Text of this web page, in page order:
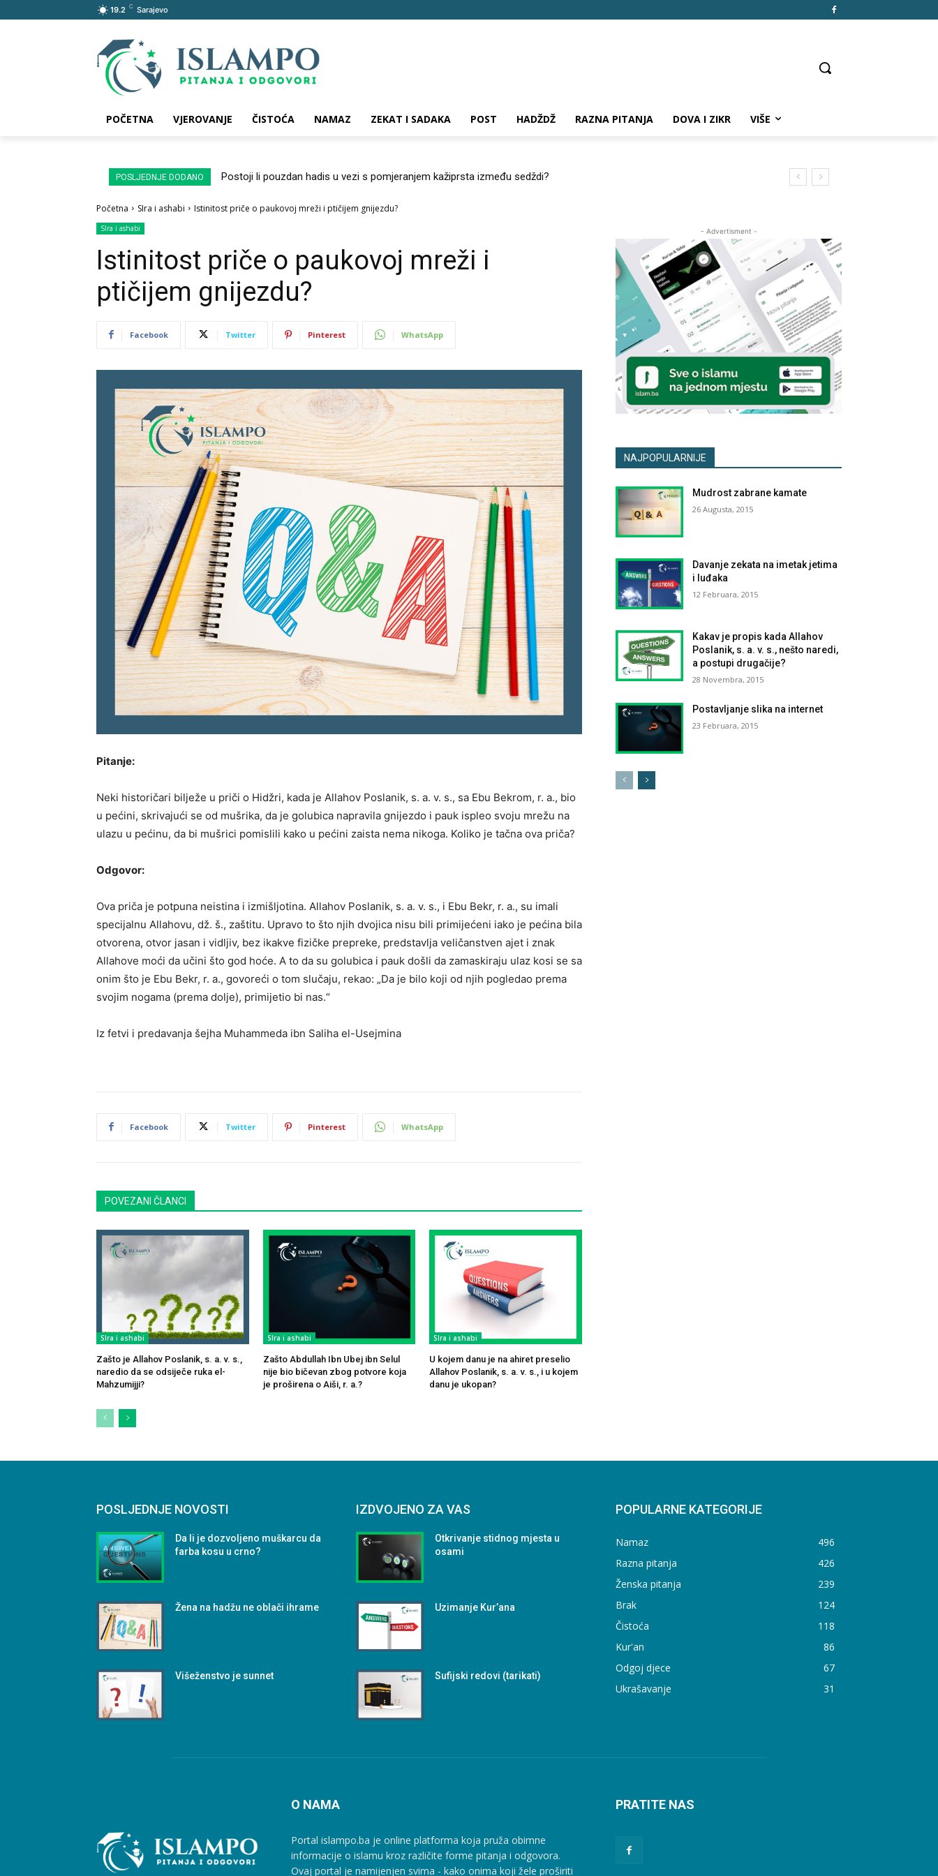
19.2 C Sarajevo
POČETNA VJEROVANJE ČISTOĆA NAMAZ ZEKAT I SADAKA POST HADŽDŽ RAZNA PITANJA DOVA I ZIKR VIŠE
POSLJEDNJE DODANO Postoji li pouzdan hadis u vezi s pomjeranjem kažiprsta između sedždi?
Početna SIra i ashabi Istinitost priče o paukovoj mreži i ptičijem gnijezdu?
SIra i ashabi
Istinitost priče o paukovoj mreži i
ptičijem gnijezdu?
Facebook Twitter Pinterest WhatsApp
Pitanje:
Neki historičari bilježe u priči o Hidžri, kada je Allahov Poslanik, s. a. v. s., sa Ebu Bekrom, r. a., bio
u pećini, skrivajući se od mušrika, da je golubica napravila gnijezdo i pauk ispleo svoju mrežu na
ulazu u pećinu, da bi mušrici pomislili kako u pećini zaista nema nikoga. Koliko je tačna ova priča?
Odgovor:
Ova priča je potpuna neistina i izmišljotina. Allahov Poslanik, s. a. v. s., i Ebu Bekr, r. a., su imali
specijalnu Allahovu, dž. š., zaštitu. Upravo to što njih dvojica nisu bili primijećeni iako je pećina bila
otvorena, otvor jasan i vidljiv, bez ikakve fizičke prepreke, predstavlja veličanstven ajet i znak
Allahove moći da učini što god hoće. A to da su golubica i pauk došli da zamaskiraju ulaz kosi se sa
onim što je Ebu Bekr, r. a., govoreći o tom slučaju, rekao: „Da je bilo koji od njih pogledao prema
svojim nogama (prema dolje), primijetio bi nas.“
Iz fetvi i predavanja šejha Muhammeda ibn Saliha el-Usejmina
Facebook Twitter Pinterest WhatsApp
POVEZANI ČLANCI
SIra i ashabi
Zašto je Allahov Poslanik, s. a. v. s.,
naredio da se odsiječe ruka el-
Mahzumijji?
SIra i ashabi
Zašto Abdullah Ibn Ubej ibn Selul
nije bio bičevan zbog potvore koja
je proširena o Aiši, r. a.?
SIra i ashabi
U kojem danu je na ahiret preselio
Allahov Poslanik, s. a. v. s., i u kojem
danu je ukopan?
- Advertisment -
NAJPOPULARNIJE
Mudrost zabrane kamate
26 Augusta, 2015
Davanje zekata na imetak jetima
i luđaka
12 Februara, 2015
Kakav je propis kada Allahov
Poslanik, s. a. v. s., nešto naredi,
a postupi drugačije?
28 Novembra, 2015
Postavljanje slika na internet
23 Februara, 2015
POSLJEDNJE NOVOSTI
Da li je dozvoljeno muškarcu da
farba kosu u crno?
Žena na hadžu ne oblači ihrame
Višeženstvo je sunnet
IZDVOJENO ZA VAS
Otkrivanje stidnog mjesta u
osami
Uzimanje Kur’ana
Sufijski redovi (tarikati)
POPULARNE KATEGORIJE
Namaz
496
Razna pitanja
426
Ženska pitanja
239
Brak
124
Čistoća
118
Kur'an
86
Odgoj djece
67
Ukrašavanje
31
O NAMA
Portal islampo.ba je online platforma koja pruža obimne
informacije o islamu kroz različite forme pitanja i odgovora.
Ovaj portal je namijenjen svima - kako onima koji žele proširiti
PRATITE NAS